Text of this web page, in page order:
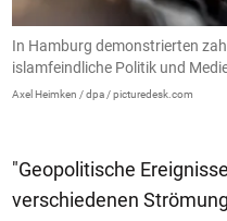
In Hamburg demonstrierten
islamfeindliche Politik und
Axel Heimken / dpa / picturedesk.com
"Geopolitische
verschiedenen